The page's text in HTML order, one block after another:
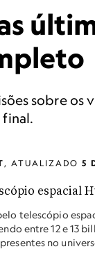
sobre
final.
, ATUALIZADO 5
telescópio
entre 12 e 13
no